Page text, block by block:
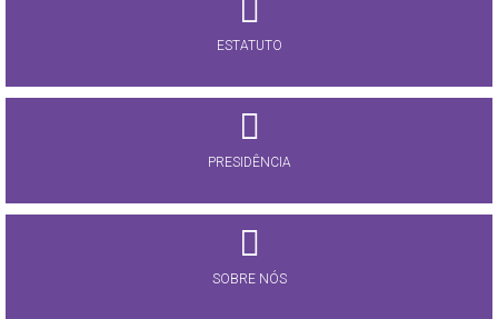
ESTATUTO
PRESIDÊNCIA
SOBRE NÓS